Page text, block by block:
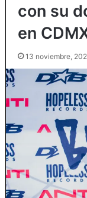
con su
en
13 noviembre,